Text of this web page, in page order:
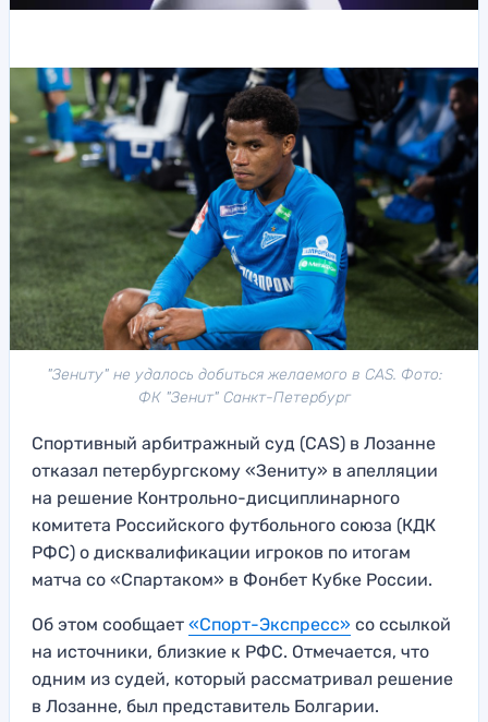
"Зениту" не удалось добиться желаемого в CAS. Фото:
ФК "Зенит" Санкт-Петербург
Спортивный арбитражный суд (CAS) в Лозанне
отказал петербургскому «Зениту» в апелляции
на решение Контрольно-дисциплинарного
комитета Российского футбольного союза (КДК
РФС) о дисквалификации игроков по итогам
матча со «Спартаком» в Фонбет Кубке России.
Об этом сообщает «Спорт-Экспресс» со ссылкой
на источники, близкие к РФС. Отмечается, что
одним из судей, который рассматривал решение
в Лозанне, был представитель Болгарии.